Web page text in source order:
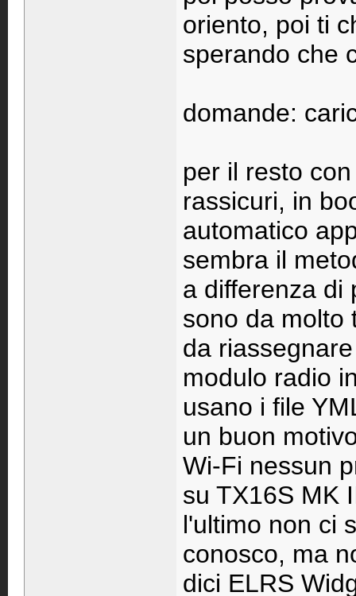
oriento, poi ti
sperando che
domande:
per il resto
rassicuri, in
automatico
sembra il
a differenza di
sono da molto
da
modulo radio
usano i file
un buon
Wi-Fi nessun
su TX16S MK
l'ultimo non ci
conosco, ma
dici ELRS